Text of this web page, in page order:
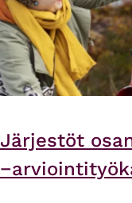
Järjestöt